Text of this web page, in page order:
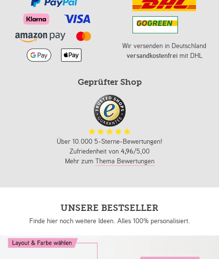
Wir versenden in Deutschland
versandkostenfreimit DHL
Geprüfter Shop
Über 10.000 5-Sterne-Bewertungen!
Zufriedenheit von 4,96/5,00
Mehr zum Thema Bewertungen
UNSERE BESTSELLER
Finde hier noch weitere Ideen. Alles 100% personalisiert.